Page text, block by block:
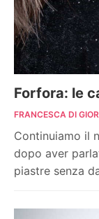
Forfora: le
FRANCESCA DI
Continuiamo il
dopo aver
piastre senza